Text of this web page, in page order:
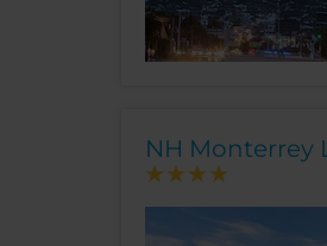
NH Monterrey